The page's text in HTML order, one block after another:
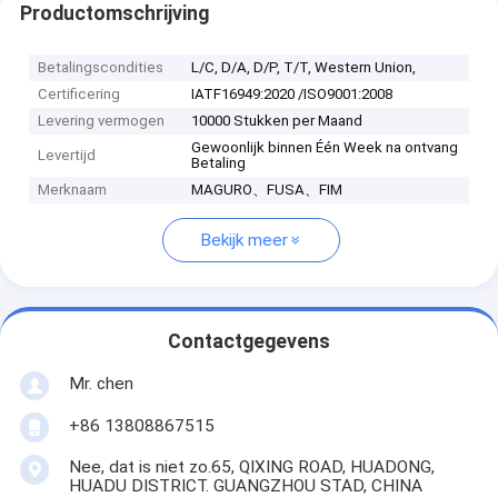
Productomschrijving
Betalingscondities
L/C, D/A, D/P, T/T, Western Union,
Certificering
IATF16949:2020 /ISO9001:2008
Levering vermogen
10000 Stukken per Maand
Levertijd
Gewoonlijk binnen Één Week na ontvang
Betaling
Merknaam
MAGURO、FUSA、FIM
Bekijk meer
Contactgegevens
Mr. chen
+86 13808867515
Nee, dat is niet zo.65, QIXING ROAD, HUADONG,
HUADU DISTRICT. GUANGZHOU STAD, CHINA